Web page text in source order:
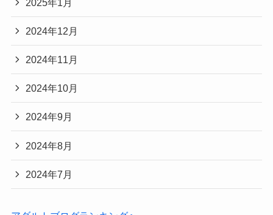
2025年1月
2024年12月
2024年11月
2024年10月
2024年9月
2024年8月
2024年7月